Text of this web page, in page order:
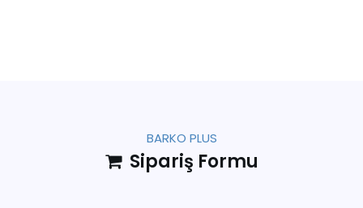
BARKO PLUS
Sipariş Formu